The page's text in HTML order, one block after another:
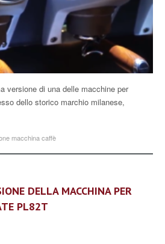
versione di una delle macchine per
dello storico marchio milanese,
macchina caffè
DELLA MACCHINA PER
PL82T